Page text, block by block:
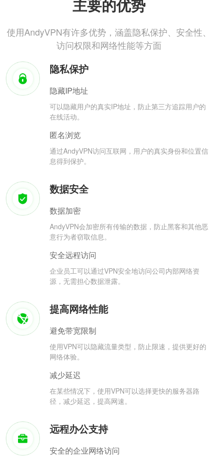
主要的优势
使用AndyVPN有许多优势，涵盖隐私保护、安全性、
访问权限和网络性能等方面
隐私保护
隐藏IP地址
可以隐藏用户的真实IP地址，防止第三方追踪用户的
在线活动。
匿名浏览
通过AndyVPN访问互联网，用户的真实身份和位置信
息得到保护。
数据安全
数据加密
AndyVPN会加密所有传输的数据，防止黑客和其他恶
意行为者窃取信息。
安全远程访问
企业员工可以通过VPN安全地访问公司内部网络资
源，无需担心数据泄露。
提高网络性能
避免带宽限制
使用VPN可以隐藏流量类型，防止限速，提供更好的
网络体验。
减少延迟
在某些情况下，使用VPN可以选择更快的服务器路
径，减少延迟，提高网速。
远程办公支持
安全的企业网络访问